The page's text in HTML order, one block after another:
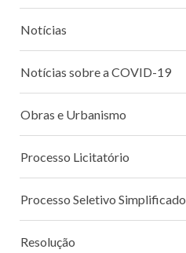
Notícias
Notícias sobre a COVID-19
Obras e Urbanismo
Processo Licitatório
Processo Seletivo Simplificado
Resolução